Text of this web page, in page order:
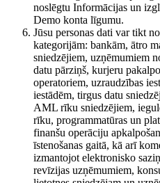
noslēgtu Informācijas un
Demo konta līgumu.
Jūsu personas dati var tikt
kategorijām: bankām, ātro
sniedzējiem, uzņēmumiem
datu pārziņš, kurjeru
operatoriem, uzraudzības
iestādēm, tirgus datu
AML rīku sniedzējiem,
rīku, programmatūras un
finanšu operāciju
īstenošanas gaitā, kā arī
izmantojot elektronisko
revīzijas uzņēmumiem,